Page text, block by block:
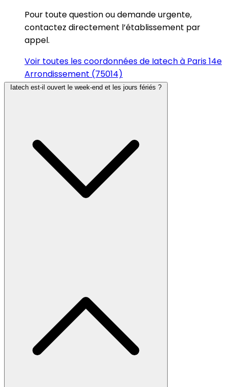
Pour toute question ou demande urgente,
contactez directement l’établissement par
appel.
Voir toutes les coordonnées de Iatech à Paris 14e
Arrondissement (75014)
Iatech est-il ouvert le week-end et les jours fériés ?